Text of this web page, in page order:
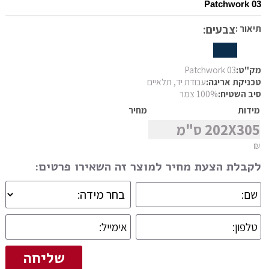
סגנוןפרסי מוד
פרסי נהין
פרסי סראפי
פרסי קום
פרסי קוצ'אן
פרסי קשאן
פרסי שבטי ילמה
Patchwork 03
תיאור :צבעים:
מק"ט:Patchwork 03
טכניקת אריגה:עבודת יד, תלאיים
סיב השטיח:100% צמר
מידות
מחיר
202X305 ס"מ
₪
לקבלת הצעת מחיר למוצר זה השאירו פרטים: